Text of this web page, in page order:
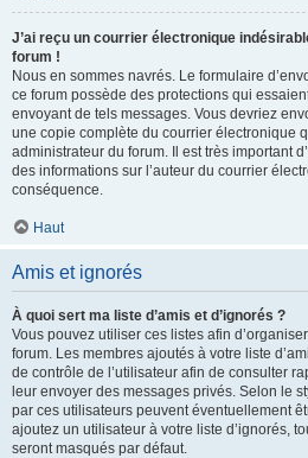
J’ai reçu un courrier électronique
forum !
Nous en sommes navrés. Le formulaire
ce forum possède des protections qui
envoyant de tels messages. Vous devriez
une copie complète du courrier électronique
administrateur du forum. Il est très important
des informations sur l’auteur du courrier
conséquence.
Haut
Amis et ignorés
À quoi sert ma liste d’amis et d’ignorés ?
Vous pouvez utiliser ces listes afin
forum. Les membres ajoutés à votre liste
de contrôle de l’utilisateur afin de consulter
leur envoyer des messages privés. Selon le
par ces utilisateurs peuvent éventuellement
ajoutez un utilisateur à votre liste d’ignorés,
seront masqués par défaut.